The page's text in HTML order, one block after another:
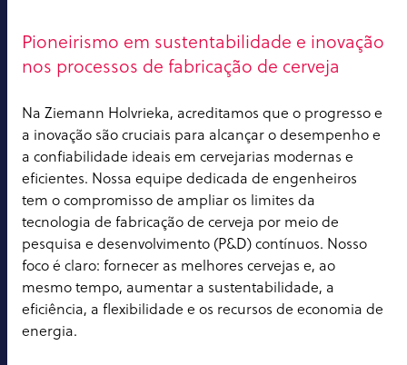
Pioneirismo em sustentabilidade e inovação
nos processos de fabricação de cerveja
Na Ziemann Holvrieka, acreditamos que o progresso e
a inovação são cruciais para alcançar o desempenho e
a confiabilidade ideais em cervejarias modernas e
eficientes. Nossa equipe dedicada de engenheiros
tem o compromisso de ampliar os limites da
tecnologia de fabricação de cerveja por meio de
pesquisa e desenvolvimento (P&D) contínuos. Nosso
foco é claro: fornecer as melhores cervejas e, ao
mesmo tempo, aumentar a sustentabilidade, a
eficiência, a flexibilidade e os recursos de economia de
energia.